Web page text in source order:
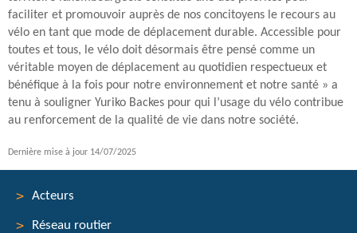
faciliter et promouvoir auprès de nos concitoyens le recours au
vélo en tant que mode de déplacement durable. Accessible pour
toutes et tous, le vélo doit désormais être pensé comme un
véritable moyen de déplacement au quotidien respectueux et
bénéfique à la fois pour notre environnement et notre santé » a
tenu à souligner Yuriko Backes pour qui l’usage du vélo contribue
au renforcement de la qualité de vie dans notre société.
Dernière mise à jour 14/07/2025
Acteurs
Réseau routier